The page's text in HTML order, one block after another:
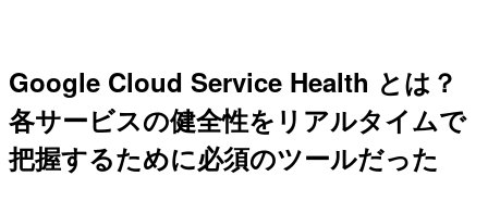
Google Cloud Service Health とは？
各サービスの健全性をリアルタイムで
把握するために必須のツールだった